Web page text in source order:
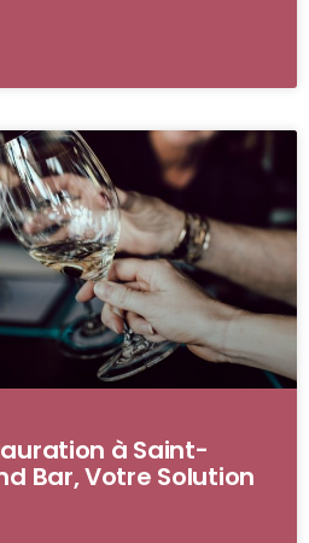
à Saint-
Bar, Votre Solution